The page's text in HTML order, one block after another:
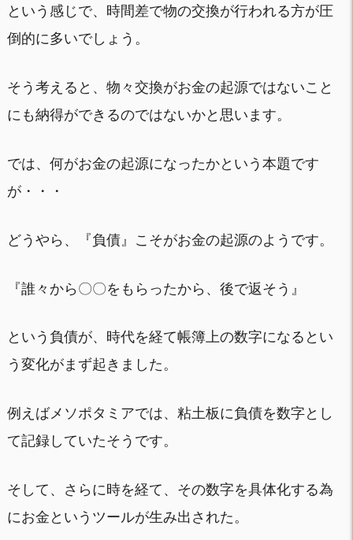
という感じで、時間差で物の交換が行われる方が圧
倒的に多いでしょう。
そう考えると、物々交換がお金の起源ではないこと
にも納得ができるのではないかと思います。
では、何がお金の起源になったかという本題です
が・・・
どうやら、『負債』こそがお金の起源のようです。
『誰々から〇〇をもらったから、後で返そう』
という負債が、時代を経て帳簿上の数字になるとい
う変化がまず起きました。
例えばメソポタミアでは、粘土板に負債を数字とし
て記録していたそうです。
そして、さらに時を経て、その数字を具体化する為
にお金というツールが生み出された。